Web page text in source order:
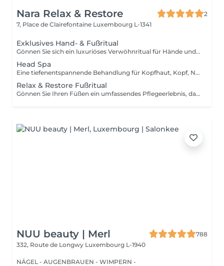
Nara Relax & Restore
2
7, Place de Clairefontaine Luxembourg L-1341
Exklusives Hand- & Fußritual
Gönnen Sie sich ein luxuriöses Verwöhnritual für Hände und Füße, das die Haut pflegt, geschmeidig macht und für ein rundum entspanntes Wohlgefühl sorgt. Fußbehandlung (45 Min.) Fußbad Fußpeeling Fußmassage Warme Paraffinbehandlung Handbehandlung (30 Min.) Handpeeling Handmassage Warme Paraffinbehandlung Diese exklusive Behandlung kombiniert Peeling, Massage und die wohltuende Wärme von Paraffin, um die Haut intensiv zu pflegen, trockene Stellen zu revitalisieren und Händen sowie Füßen neue Geschmeidigkeit zu verleihen.
Head Spa
Eine tiefenentspannende Behandlung für Kopfhaut, Kopf, Nacken und allgemeines Wohlbefinden. Sanfte Massagetechniken helfen dabei, Verspannungen zu lösen, die Durchblutung anzuregen und ein angenehmes Gefühl von Entspannung zu fördern, während Kopfhaut und Haare gepflegt werden. Die Behandlung umfasst eine entspannende Kopfhautmassage, eine Haarwäsche sowie das anschließende Föhnen der Haare. Ideal zum Stressabbau, zur Entspannung und für einen wohltuenden Wellness-Moment.
Relax & Restore Fußritual
Gönnen Sie Ihren Füßen ein umfassendes Pflegeerlebnis, das Frische, Geschmeidigkeit und Komfort vereint. Die Behandlung kombiniert ein entspannendes Fußbad, ein Peeling, eine pflegende Maske, eine Paraffinbehandlung und eine wohltuende Fußmassage, um müde Füße zu revitalisieren und die Haut geschmeidig zu pflegen. Ideal für beanspruchte Füße, die besondere Aufmerksamkeit verdienen.
NUU beauty | Merl
788
332, Route de Longwy Luxembourg L-1940
NÄGEL - AUGENBRAUEN - WIMPERN -